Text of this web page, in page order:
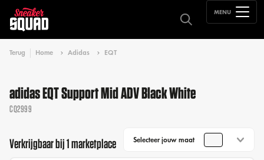
MENU
Terug Home Adidas EQT
adidas EQT Support Mid ADV Black White
CQ2999
Verkrijgbaar bij 1 marketplace Selecteer jouw maat